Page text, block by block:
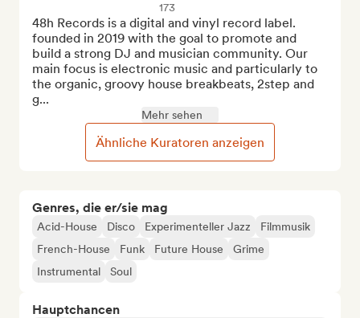
Genres, die er/sie mag
Acid-House Disco Experimenteller Jazz
Filmmusik
French-House
Funk Future House
Grime
Instrumental
Soul
Hauptchancen
173
48h Records is a digital and vinyl record label.
founded in 2019 with the goal to promote and
build a strong DJ and musician community. Our
main focus is electronic music and particularly to
the organic, groovy house breakbeats, 2step and
g...
Mehr sehen
Ähnliche Kuratoren anzeigen